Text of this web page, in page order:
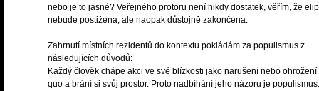
nebo je to jasné? Veřejného protoru není nikdy dostatek, věřím, že
nebude postižena, ale naopak důstojně zakončena.
Zahrnutí místních rezidentů do kontextu pokládám za populismus z
následujících důvodů:
Každý člověk chápe akci ve své blízkosti jako narušení nebo ohrožení
quo a brání si svůj prostor. Proto nadbíhání jeho názoru je populismus.